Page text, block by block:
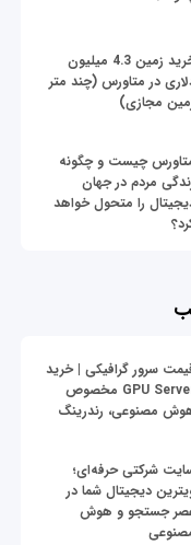
خرید زمین 4.3 میلیون
در متاورس (چند متر
مجازی)
چیست و چگونه
مردم در جهان
را متحول خواهد
سرور گرافیکی | خرید
GPU Server مخصوص
مصنوعی، رندرینگ
شرکتی حرفه‌ای؛
دیجیتال شما در
جستجو و هوش